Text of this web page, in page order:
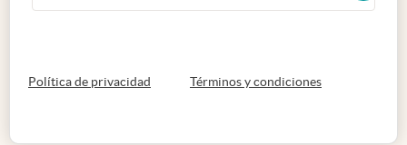
Política de privacidad abre en nueva pestaña
Términos y condicionesabre en nueva